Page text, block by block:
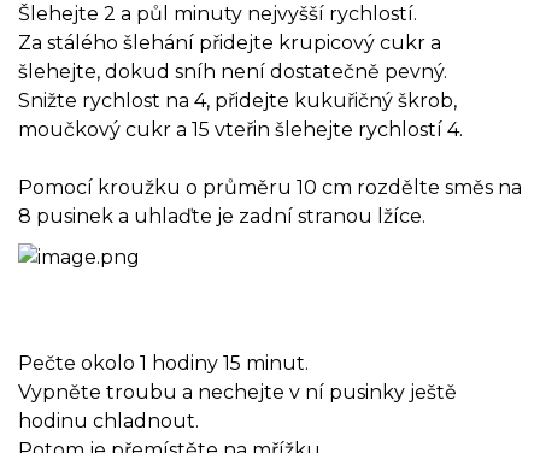
Šlehejte 2 a půl minuty nejvyšší rychlostí.
Za stálého šlehání přidejte krupicový cukr a
šlehejte, dokud sníh není dostatečně pevný.
Snižte rychlost na 4, přidejte kukuřičný škrob,
moučkový cukr a 15 vteřin šlehejte rychlostí 4.
Pomocí kroužku o průměru 10 cm rozdělte směs na
8 pusinek a uhlaďte je zadní stranou lžíce.
Pečte okolo 1 hodiny 15 minut.
Vypněte troubu a nechejte v ní pusinky ještě
hodinu chladnout.